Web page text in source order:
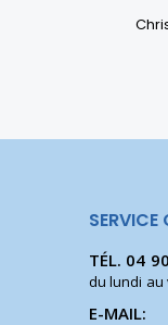
SERVICE
TÉL. 04
du lundi au
E-MAIL: